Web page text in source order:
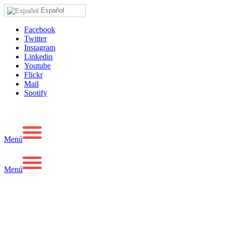
Español
Facebook
Twitter
Instagram
Linkedin
Youtube
Flickr
Mail
Spotify
Menú
Menú